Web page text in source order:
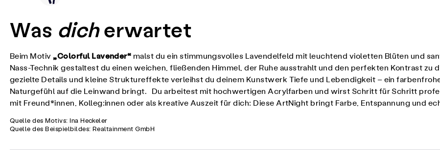
Was dicherwartet
Beim Motiv„Colorful Lavender“ malst du ein stimmungsvolles Lavendelfeld mit leuchtend violetten Blüten und
Nass-Technik gestaltest du einen weichen, fließenden Himmel, der Ruhe ausstrahlt und den perfekten Kontrast
gezielte Details und kleine Struktureffekte verleihst du deinem Kunstwerk Tiefe und Lebendigkeit – ein
Naturgefühl auf die Leinwand bringt. Du arbeitest mit hochwertigen Acrylfarben und wirst Schritt für Schritt
mit Freund*innen, Kolleg:innen oder als kreative Auszeit für dich: Diese ArtNight bringt Farbe, Entspannung und
Quelle des Motivs: Ina Heckeler
Quelle des Beispielbildes: Realtainment GmbH